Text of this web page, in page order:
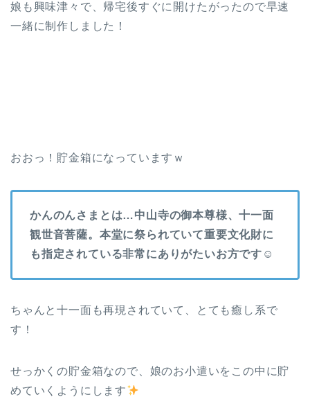
娘も興味津々で、帰宅後すぐに開けたがったので早速
一緒に制作しました！
おおっ！貯金箱になっていますｗ
かんのんさまとは…中山寺の御本尊様、十一面
観世音菩薩。本堂に祭られていて重要文化財に
も指定されている非常にありがたいお方です☺
ちゃんと十一面も再現されていて、とても癒し系で
す！
せっかくの貯金箱なので、娘のお小遣いをこの中に貯
めていくようにします